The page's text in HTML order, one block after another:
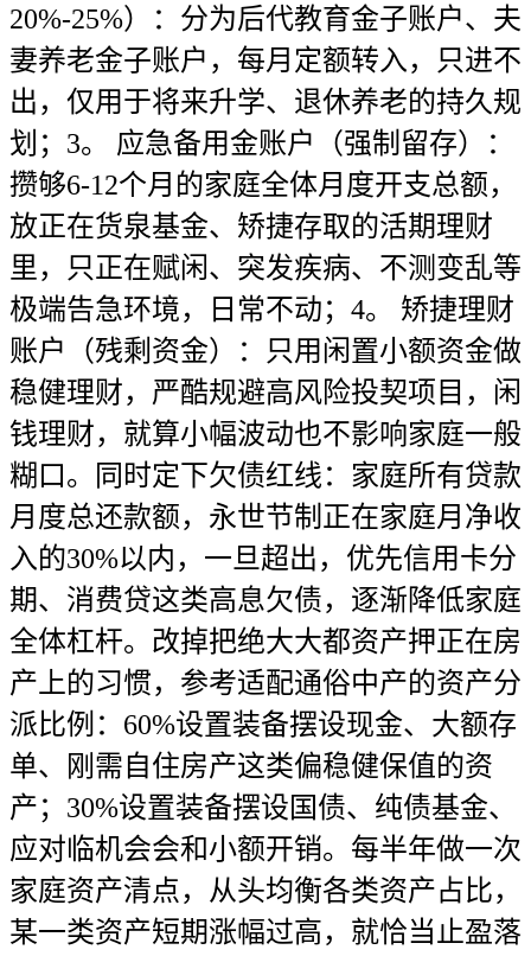
20%-25%）：分为后代教育金子账户、夫
妻养老金子账户，每月定额转入，只进不
出，仅用于将来升学、退休养老的持久规
划；3。 应急备用金账户（强制留存）：
攒够6-12个月的家庭全体月度开支总额，
放正在货泉基金、矫捷存取的活期理财
里，只正在赋闲、突发疾病、不测变乱等
极端告急环境，日常不动；4。 矫捷理财
账户（残剩资金）：只用闲置小额资金做
稳健理财，严酷规避高风险投契项目，闲
钱理财，就算小幅波动也不影响家庭一般
糊口。同时定下欠债红线：家庭所有贷款
月度总还款额，永世节制正在家庭月净收
入的30%以内，一旦超出，优先信用卡分
期、消费贷这类高息欠债，逐渐降低家庭
全体杠杆。改掉把绝大大都资产押正在房
产上的习惯，参考适配通俗中产的资产分
派比例：60%设置装备摆设现金、大额存
单、刚需自住房产这类偏稳健保值的资
产；30%设置装备摆设国债、纯债基金、
应对临机会会和小额开销。每半年做一次
家庭资产清点，从头均衡各类资产占比，
某一类资产短期涨幅过高，就恰当止盈落